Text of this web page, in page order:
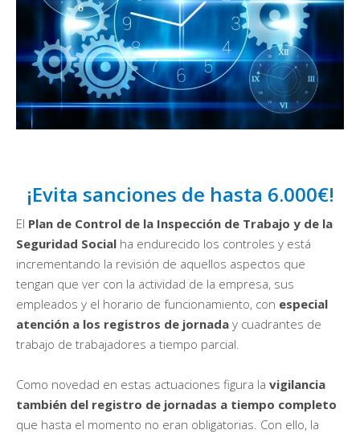
¡Evita sanciones de hasta 6.000€!
El Plan de Control de la Inspección de Trabajo y de la
Seguridad Social ha endurecido los controles y está
incrementando la revisión de aquellos aspectos que
tengan que ver con la actividad de la empresa, sus
empleados y el horario de funcionamiento, con especial
atención a los registros de jornada y cuadrantes de
trabajo de trabajadores a tiempo parcial.
Como novedad en estas actuaciones figura la vigilancia
también del registro de jornadas a tiempo completo
que hasta el momento no eran obligatorias. Con ello, la